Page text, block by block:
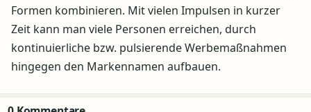
Formen kombinieren. Mit vielen Impulsen in kurzer
Zeit kann man viele Personen erreichen, durch
kontinuierliche bzw. pulsierende Werbemaßnahmen
hingegen den Markennamen aufbauen.